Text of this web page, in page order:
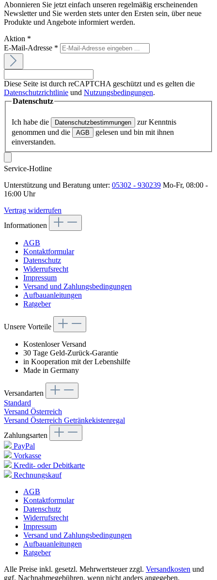
Abonnieren Sie jetzt einfach unseren regelmäßig erscheinenden
Newsletter und Sie werden stets unter den Ersten sein, über neue
Produkte und Angebote informiert werden.
Aktion *
E-Mail-Adresse *
Diese Seite ist durch reCAPTCHA geschützt und es gelten die
Datenschutzrichtlinie und Nutzungsbedingungen.
Datenschutz
Ich habe die Datenschutzbestimmungen
zur Kenntnis
genommen und die
AGB
gelesen und bin mit ihnen
einverstanden.
Service-Hotline
Unterstützung und Beratung unter: 05302 - 930239 Mo-Fr, 08:00 -
16:00 Uhr
Vertrag widerrufen
Informationen
AGB
Kontaktformular
Datenschutz
Widerrufsrecht
Impressum
Versand und Zahlungsbedingungen
Aufbauanleitungen
Ratgeber
Unsere Vorteile
Kostenloser Versand
30 Tage Geld-Zurück-Garantie
in Kooperation mit der Lebenshilfe
Made in Germany
Versandarten
Standard
Versand Österreich
Versand Österreich Getränkekistenregal
Zahlungsarten
PayPal
Vorkasse
Kredit- oder Debitkarte
Rechnungskauf
AGB
Kontaktformular
Datenschutz
Widerrufsrecht
Impressum
Versand und Zahlungsbedingungen
Aufbauanleitungen
Ratgeber
Alle Preise inkl. gesetzl. Mehrwertsteuer zzgl. Versandkosten und
ggf. Nachnahmegebühren, wenn nicht anders angegeben.